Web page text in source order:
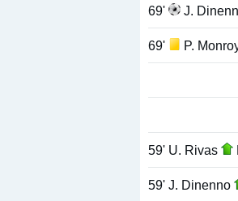
69' J.
69' P.
59' U. Rivas
59' J. Dinenno